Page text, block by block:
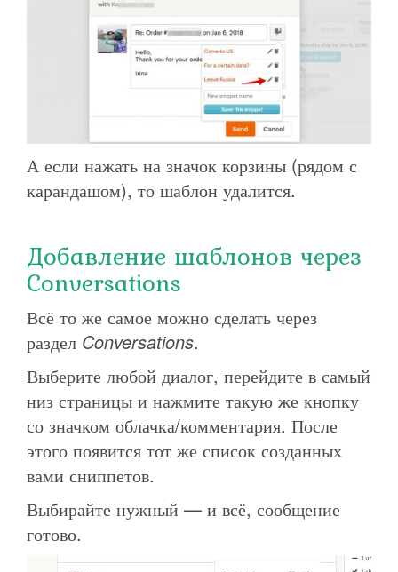
А если нажать на значок корзины (рядом с
карандашом), то шаблон удалится.
Добавление шаблонов через
Conversations
Всё то же самое можно сделать через
раздел Conversations.
Выберите любой диалог, перейдите в самый
низ страницы и нажмите такую же кнопку
со значком облачка/комментария. После
этого появится тот же список созданных
вами сниппетов.
Выбирайте нужный — и всё, сообщение
готово.